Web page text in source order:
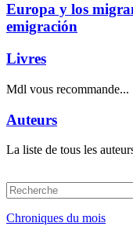
Europa y los
emigración
Livres
Mdl vous recommande...
Auteurs
La liste de tous les
Chroniques du mois